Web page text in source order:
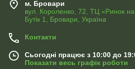
м. Бровари
вул. Короленко, 72, ТЦ «Ринок на
Бутік 1, Бровари, Україна
Контакти
Сьогодні працює з 10:00 до
Показати весь графік роботи